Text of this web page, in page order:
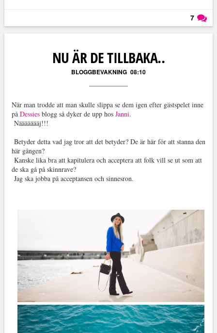
7
NU ÄR DE TILLBAKA..
BLOGGBEVAKNING 08:10
När man trodde att man skulle slippa se dem igen efter gästspelet inne
på Dessiesblogg så dyker de upp hos Janni.
Näääääääj!!!
Betyder detta vad jag tror att det betyder? De är här för att stanna den
här gången?
Kanske lika bra att kapitulera och acceptera att folk vill se ut som att
de ska gå på skinnrave?
Jag ska jobba på acceptansen och sinnesron.